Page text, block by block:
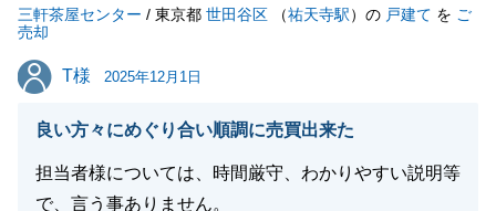
私共々、今後とも弊社を末永くご愛顧賜りますようお
願い申し上げます。
閉じる
三軒茶屋センター / 東京都 世田谷区 （祐天寺駅）の 戸建て を ご
売却
T様
T様 2025年12月1日
良い方々にめぐり合い順調に売買出来た
担当者様については、時間厳守、わかりやすい説明等
で、言う事ありません。